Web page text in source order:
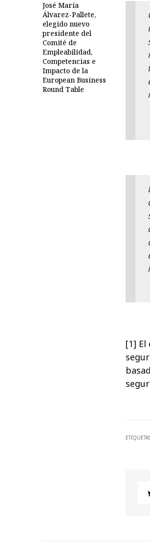
José María
Álvarez-Pallete,
elegido nuevo
presidente del
Comité de
Empleabilidad,
Competencias e
Impacto de la
European Business
Round Table
[1]